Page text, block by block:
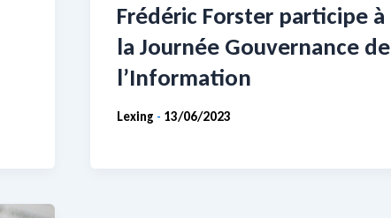
Frédéric Forster participe à
la Journée Gouvernance de
l’Information
Lexing - 13/06/2023